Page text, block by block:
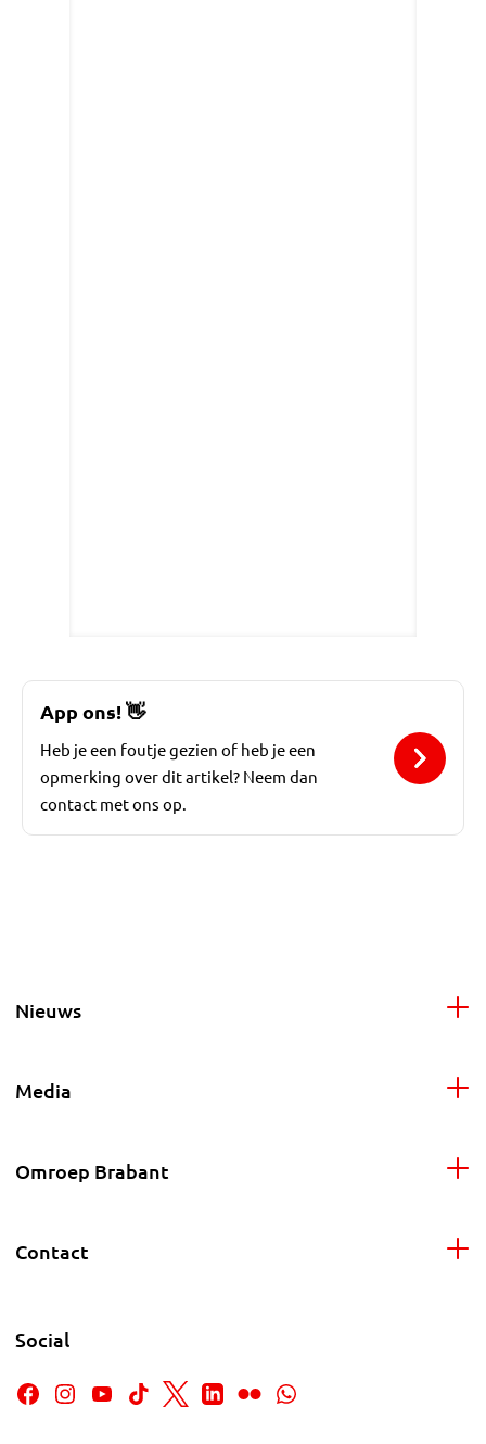
App ons!👋
Heb je een foutje gezien of heb je een
opmerking over dit artikel? Neem dan
contact met ons op.
Nieuws
Media
Omroep Brabant
Contact
Social